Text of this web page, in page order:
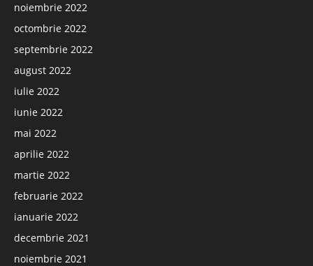
noiembrie 2022
octombrie 2022
septembrie 2022
august 2022
iulie 2022
iunie 2022
mai 2022
aprilie 2022
martie 2022
februarie 2022
ianuarie 2022
decembrie 2021
noiembrie 2021